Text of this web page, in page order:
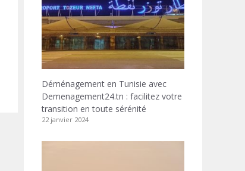
Déménagement en Tunisie avec
Demenagement24.tn : facilitez votre
transition en toute sérénité
22 janvier 2024